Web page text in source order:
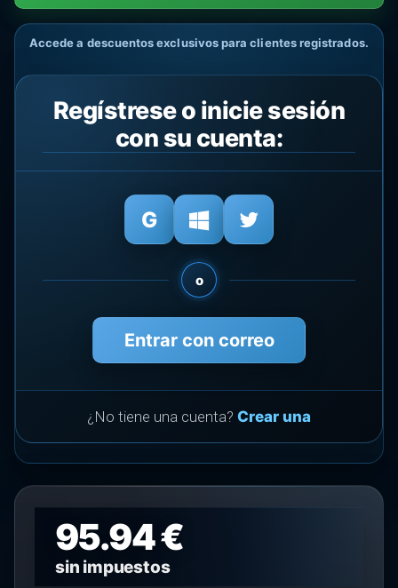
Accede a descuentos exclusivos para clientes registrados.
Regístrese o inicie sesión
con su cuenta:
o
Entrar con correo
¿No tiene una cuenta? Crear una
95.94 €
sin impuestos